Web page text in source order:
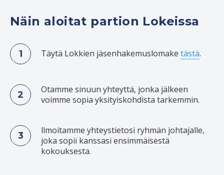
Näin aloitat partion Lokeissa
Täytä Lokkien jäsenhakemuslomake tästä.
Otamme sinuun yhteyttä, jonka jälkeen
voimme sopia yksityiskohdista tarkemmin.
llmoitamme yhteystietosi ryhmän johtajalle,
joka sopii kanssasi ensimmäisestä
kokouksesta.